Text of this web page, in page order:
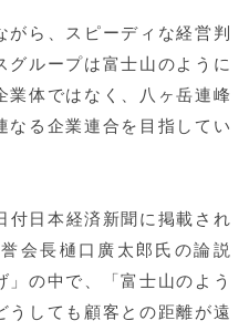
ら、スピーディな経営判
グループは富士山のように
業体ではなく、八ヶ岳連峰
なる企業連合を目指してい
付日本経済新聞に掲載され
会長樋口廣太郎氏の論説
」の中で、「富士山のよう
うしても顧客との距離が遠